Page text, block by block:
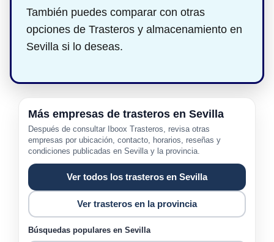
También puedes comparar con otras
opciones de Trasteros y almacenamiento en
Sevilla si lo deseas.
Más empresas de trasteros en Sevilla
Después de consultar Iboox Trasteros, revisa otras
empresas por ubicación, contacto, horarios, reseñas y
condiciones publicadas en Sevilla y la provincia.
Ver todos los trasteros en Sevilla
Ver trasteros en la provincia
Búsquedas populares en Sevilla